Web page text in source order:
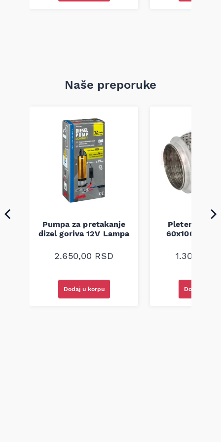
Naše preporuke
Pumpa za pretakanje
dizel goriva 12V Lampa
2.650,00 RSD
Dodaj u korpu
Pletenica
60x100
1.300,00
Dodaj u